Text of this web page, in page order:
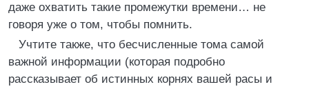
даже охватить такие промежутки времени… не
говоря уже о том, чтобы помнить.
Учтите также, что бесчисленные тома самой
важной информации (которая подробно
рассказывает об истинных корнях вашей расы и